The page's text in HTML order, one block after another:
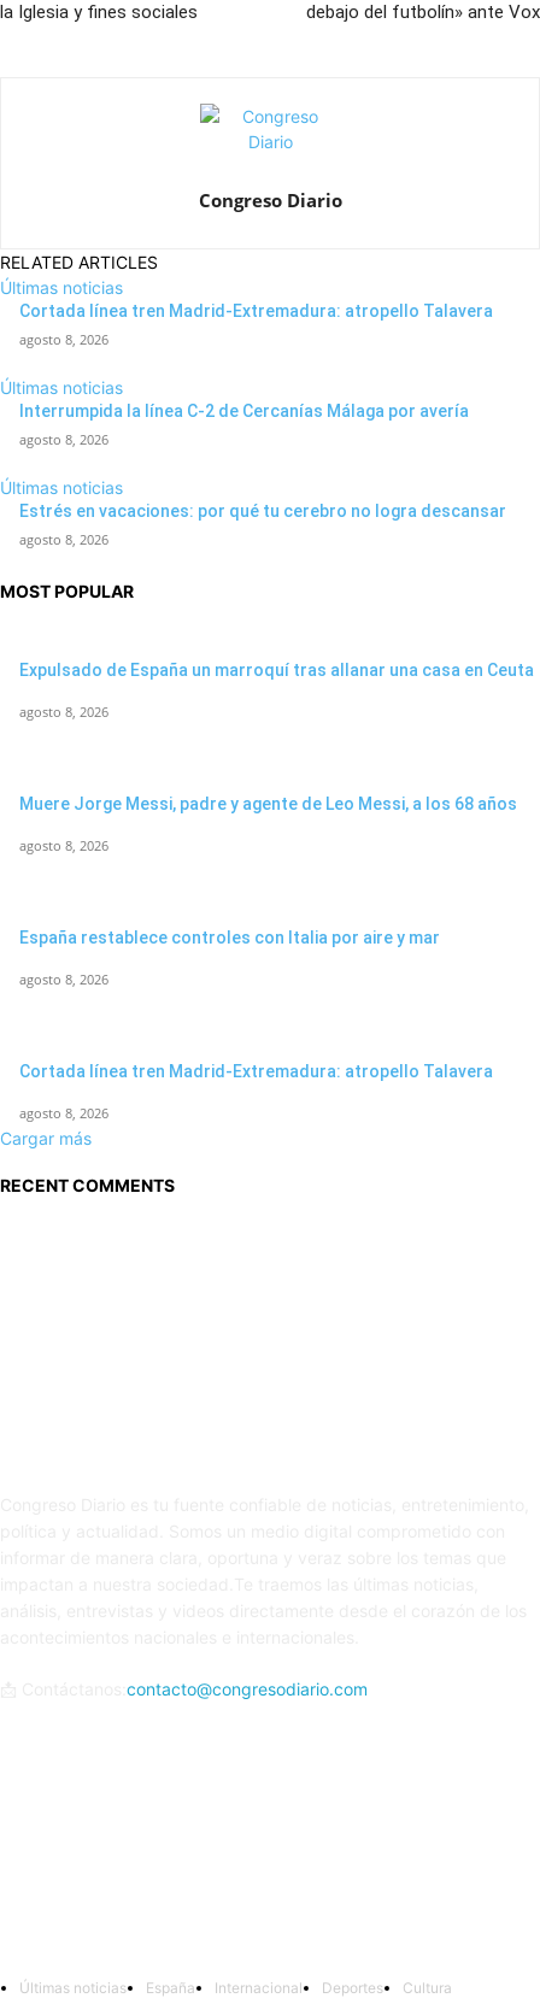
la Iglesia y fines sociales
debajo del futbolín» ante Vox
Congreso Diario
RELATED ARTICLES
Últimas noticias
Cortada línea tren Madrid-Extremadura: atropello Talavera
agosto 8, 2026
Últimas noticias
Interrumpida la línea C-2 de Cercanías Málaga por avería
agosto 8, 2026
Últimas noticias
Estrés en vacaciones: por qué tu cerebro no logra descansar
agosto 8, 2026
MOST POPULAR
Expulsado de España un marroquí tras allanar una casa en Ceuta
agosto 8, 2026
Muere Jorge Messi, padre y agente de Leo Messi, a los 68 años
agosto 8, 2026
España restablece controles con Italia por aire y mar
agosto 8, 2026
Cortada línea tren Madrid-Extremadura: atropello Talavera
agosto 8, 2026
Cargar más
RECENT COMMENTS
contacto@congresodiario.com
Últimas noticias España Internacional Deportes Cultura